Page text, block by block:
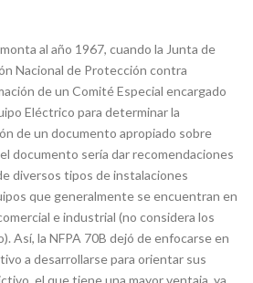
al año 1967, cuando la Junta de
Nacional de Protección contra
de un Comité Especial encargado
Eléctrico para determinar la
de un documento apropiado sobre
documento sería dar recomendaciones
diversos tipos de instalaciones
que generalmente se encuentran en
e industrial (no considera los
Así, la NFPA 70B dejó de enfocarse en
a desarrollarse para orientar sus